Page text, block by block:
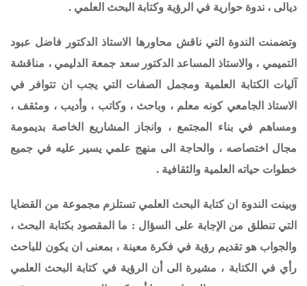
ديالى ، ندوة حوارية في الرؤية وكتابة البحث العلمي .
وتضمنت الندوة التي ناقش محاورها الاستاذ الدكتور فاضل عبود
التميمي ، والاستاذ المساعد الدكتور سعد جمعة الدليمي ، مناقشة
آليات الكتابة العلمية ومجمل الصفات التي يجب ان تتوافر في
الاستاذ الجامعي كونه معلم ، وباحث ، وكاتب ، وأديب ، ومثقف ،
ومساهم في بناء المجتمع ، وانجاز المشاريع الخاصة بديمومة
مجال اختصاصه ، والحاجة الى منهج علمي يسير عليه في جميع
خطوات حياته العلمية والثقافية .
وبينت الندوة ان كتابة البحث العلمي تستلزم مجموعة من القضايا
التي تنطلق من الإجابة على السؤال : ما المقصود بكتابة البحث ،
والجواب هو تقديم رؤية في فكرة معينة ، بمعنى ان يكون للباحث
رأي في الكتابة ، مشيرة الى أن الرؤية في كتابة البحث العلمي